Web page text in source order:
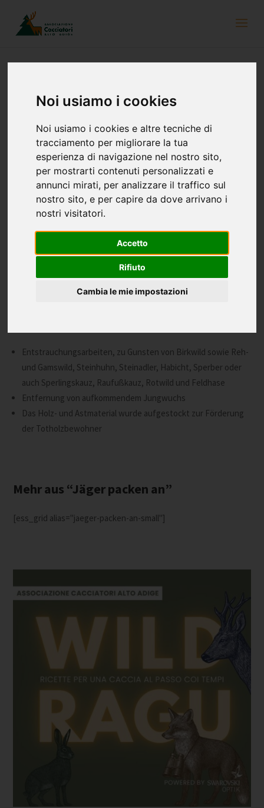
Noi usiamo i cookies
Noi usiamo i cookies e altre tecniche di
tracciamento per migliorare la tua
esperienza di navigazione nel nostro sito,
per mostrarti contenuti personalizzati e
annunci mirati, per analizzare il traffico sul
nostro sito, e per capire da dove arrivano i
nostri visitatori.
Accetto
Rifiuto
Cambia le mie impostazioni
Naturpark Rieserferner-Ahrn
Entstrauchungsarbeiten, zu Gunsten von Birkwild sowie Reh-
und Gamswild, Steinhuhn, Steinadler, Habicht, Sperber oder
auch Sperlingskauz, Raufußkauz, Rotwild und Feldhase
Entfernung von aufkommendem Jungwuchs
Das Holz- und Astmaterial wurde aufgestockt zur Förderung
der Totholzbewohner
Mehr aus “Jäger packen an”
[ess_grid alias="jaeger-packen-an-small"]